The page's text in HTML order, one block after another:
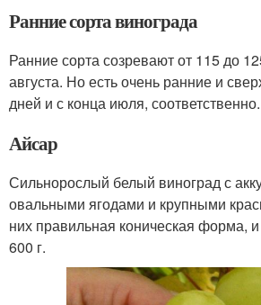
Ранние сорта винограда
Ранние сорта созревают от 115 до
августа. Но есть очень ранние и
дней и с конца июля, соответственно.
Айсар
Сильнорослый белый виноград с
овальными ягодами и крупными
них правильная коническая форма,
600 г.